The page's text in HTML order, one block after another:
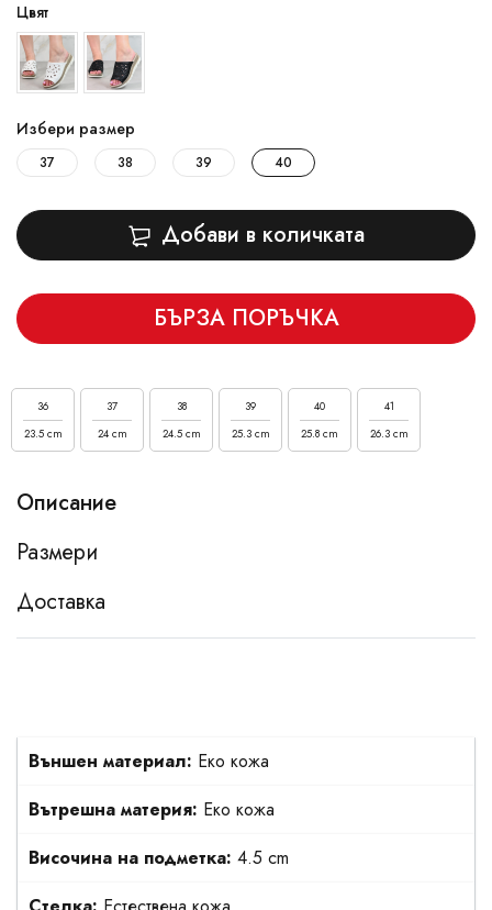
Цвят
Избери размер
37 38 39 40
Добави в количката
БЪРЗА ПОРЪЧКА
36
23.5 cm
37
24 cm
38
24.5 cm
39
25.3 cm
40
25.8 cm
41
26.3 cm
Описание
Размери
Доставка
Външен материал: Еко кожа
Вътрешна материя: Еко кожа
Височина на подметка: 4.5 cm